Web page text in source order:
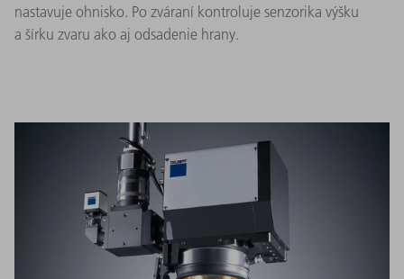
nastavuje ohnisko. Po zváraní kontroluje senzorika výšku
a šírku zvaru ako aj odsadenie hrany.